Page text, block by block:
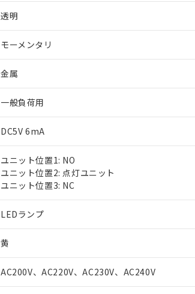
透明
モーメンタリ
金属
一般負荷用
DC5V 6mA
ユニット位置1: NO
ユニット位置2: 点灯ユニット
ユニット位置3: NC
LEDランプ
黄
AC200V、AC220V、AC230V、AC240V